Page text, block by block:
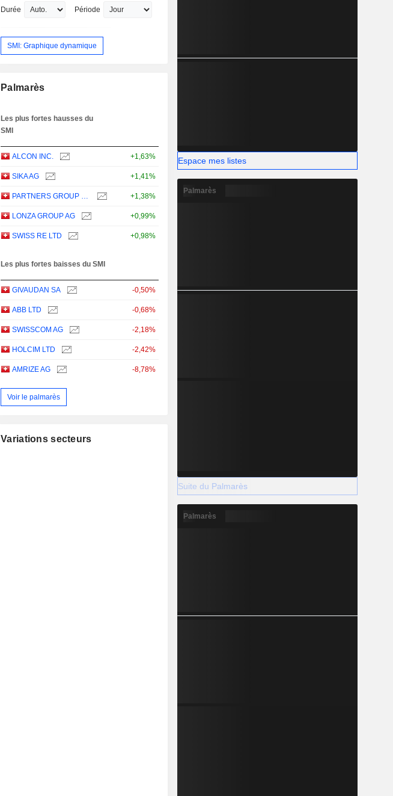
Durée Période
SMI: Graphique dynamique
Palmarès
Les plus fortes hausses du
SMI
ALCON INC. +1,63%
SIKA AG +1,41%
PARTNERS GROUP HOLDING AG +1,38%
LONZA GROUP AG +0,99%
SWISS RE LTD +0,98%
Les plus fortes baisses du SMI
GIVAUDAN SA -0,50%
ABB LTD -0,68%
SWISSCOM AG -2,18%
HOLCIM LTD -2,42%
AMRIZE AG -8,78%
Voir le palmarès
Variations secteurs
Espace mes listes
Palmarès
Suite du Palmarès
Palmarès